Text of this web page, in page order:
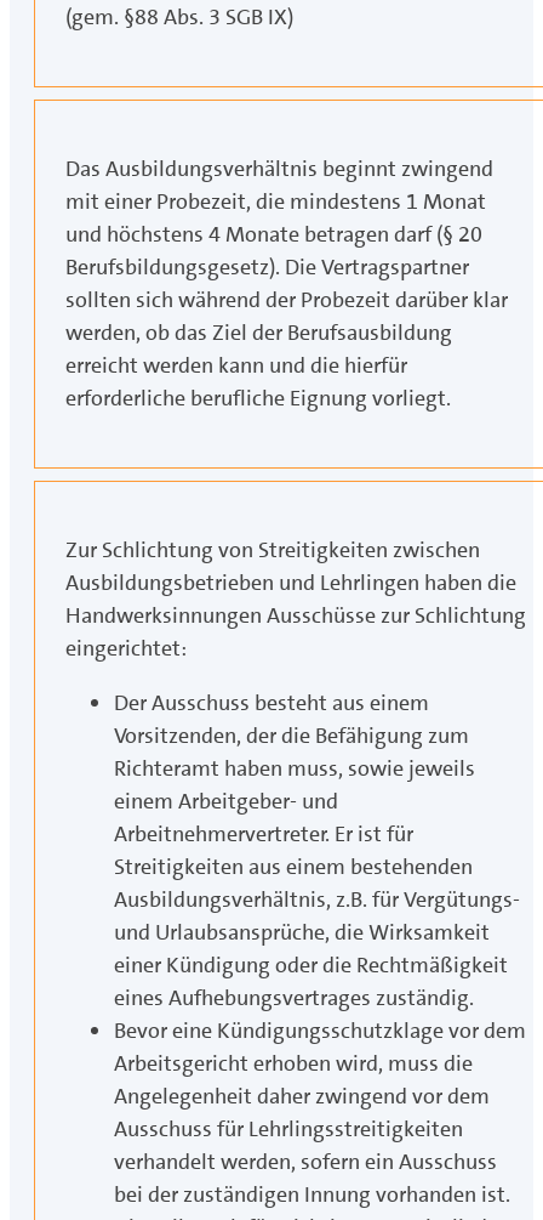
(gem. §88 Abs. 3 SGB IX)
Das Ausbildungsverhältnis beginnt zwingend
mit einer Probezeit, die mindestens 1 Monat
und höchstens 4 Monate betragen darf (§ 20
Berufsbildungsgesetz). Die Vertragspartner
sollten sich während der Probezeit darüber klar
werden, ob das Ziel der Berufsausbildung
erreicht werden kann und die hierfür
erforderliche berufliche Eignung vorliegt.
Zur Schlichtung von Streitigkeiten zwischen
Ausbildungsbetrieben und Lehrlingen haben die
Handwerksinnungen Ausschüsse zur Schlichtung
eingerichtet:
Der Ausschuss besteht aus einem
Vorsitzenden, der die Befähigung zum
Richteramt haben muss, sowie jeweils
einem Arbeitgeber- und
Arbeitnehmervertreter. Er ist für
Streitigkeiten aus einem bestehenden
Ausbildungsverhältnis, z.B. für Vergütungs-
und Urlaubsansprüche, die Wirksamkeit
einer Kündigung oder die Rechtmäßigkeit
eines Aufhebungsvertrages zuständig.
Bevor eine Kündigungsschutzklage vor dem
Arbeitsgericht erhoben wird, muss die
Angelegenheit daher zwingend vor dem
Ausschuss für Lehrlingsstreitigkeiten
verhandelt werden, sofern ein Ausschuss
bei der zuständigen Innung vorhanden ist.